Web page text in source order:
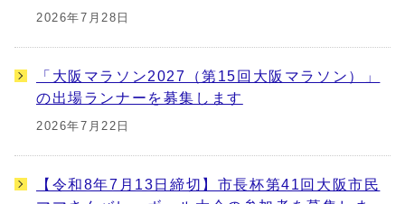
2026年7月28日
「大阪マラソン2027（第15回大阪マラソン）」
の出場ランナーを募集します
2026年7月22日
【令和8年7月13日締切】市長杯第41回大阪市民